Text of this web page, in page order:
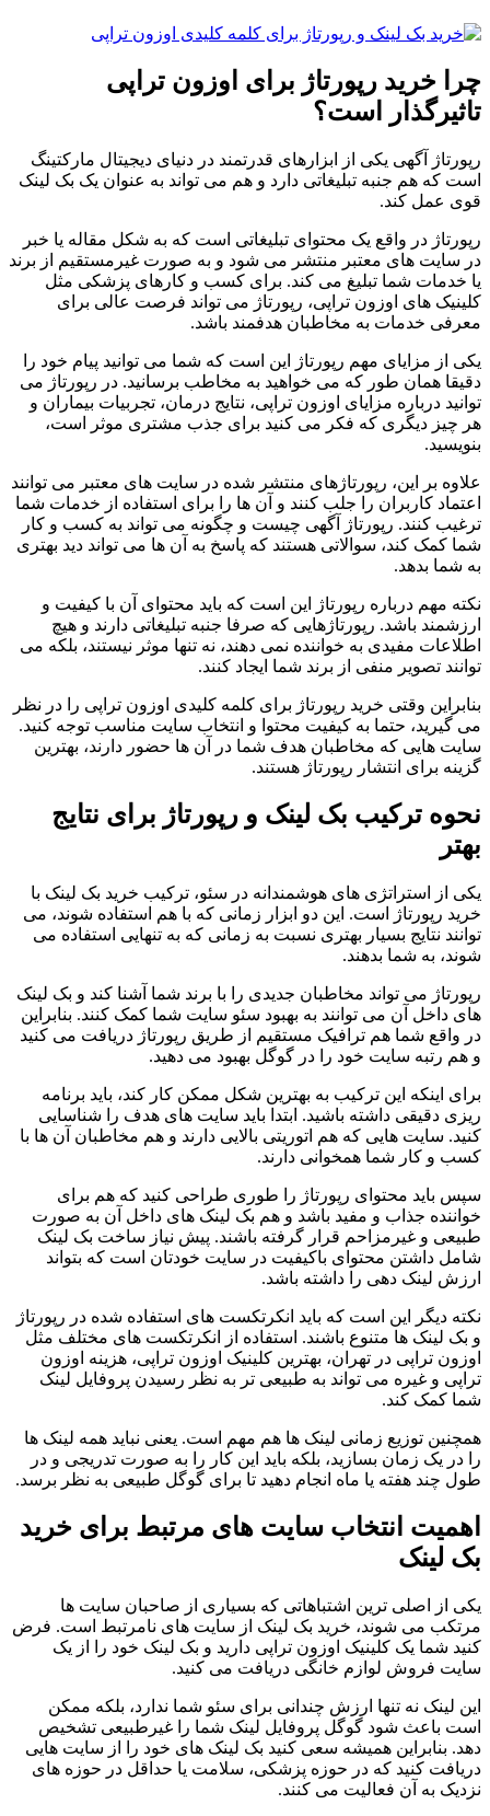
چرا خرید رپورتاژ برای اوزون تراپی
تاثیرگذار است؟
رپورتاژ آگهی یکی از ابزارهای قدرتمند در دنیای دیجیتال مارکتینگ
است که هم جنبه تبلیغاتی دارد و هم می تواند به عنوان یک بک لینک
قوی عمل کند.
رپورتاژ در واقع یک محتوای تبلیغاتی است که به شکل مقاله یا خبر
در سایت های معتبر منتشر می شود و به صورت غیرمستقیم از برند
یا خدمات شما تبلیغ می کند. برای کسب و کارهای پزشکی مثل
کلینیک های اوزون تراپی، رپورتاژ می تواند فرصت عالی برای
معرفی خدمات به مخاطبان هدفمند باشد.
یکی از مزایای مهم رپورتاژ این است که شما می توانید پیام خود را
دقیقا همان طور که می خواهید به مخاطب برسانید. در رپورتاژ می
توانید درباره مزایای اوزون تراپی، نتایج درمان، تجربیات بیماران و
هر چیز دیگری که فکر می کنید برای جذب مشتری موثر است،
بنویسید.
علاوه بر این، رپورتاژهای منتشر شده در سایت های معتبر می توانند
اعتماد کاربران را جلب کنند و آن ها را برای استفاده از خدمات شما
ترغیب کنند. رپورتاژ آگهی چیست و چگونه می تواند به کسب و کار
شما کمک کند، سوالاتی هستند که پاسخ به آن ها می تواند دید بهتری
به شما بدهد.
نکته مهم درباره رپورتاژ این است که باید محتوای آن با کیفیت و
ارزشمند باشد. رپورتاژهایی که صرفا جنبه تبلیغاتی دارند و هیچ
اطلاعات مفیدی به خواننده نمی دهند، نه تنها موثر نیستند، بلکه می
توانند تصویر منفی از برند شما ایجاد کنند.
بنابراین وقتی خرید رپورتاژ برای کلمه کلیدی اوزون تراپی را در نظر
می گیرید، حتما به کیفیت محتوا و انتخاب سایت مناسب توجه کنید.
سایت هایی که مخاطبان هدف شما در آن ها حضور دارند، بهترین
گزینه برای انتشار رپورتاژ هستند.
نحوه ترکیب بک لینک و رپورتاژ برای نتایج
بهتر
یکی از استراتژی های هوشمندانه در سئو، ترکیب خرید بک لینک با
خرید رپورتاژ است. این دو ابزار زمانی که با هم استفاده شوند، می
توانند نتایج بسیار بهتری نسبت به زمانی که به تنهایی استفاده می
شوند، به شما بدهند.
رپورتاژ می تواند مخاطبان جدیدی را با برند شما آشنا کند و بک لینک
های داخل آن می توانند به بهبود سئو سایت شما کمک کنند. بنابراین
در واقع شما هم ترافیک مستقیم از طریق رپورتاژ دریافت می کنید
و هم رتبه سایت خود را در گوگل بهبود می دهید.
برای اینکه این ترکیب به بهترین شکل ممکن کار کند، باید برنامه
ریزی دقیقی داشته باشید. ابتدا باید سایت های هدف را شناسایی
کنید. سایت هایی که هم اتوریتی بالایی دارند و هم مخاطبان آن ها با
کسب و کار شما همخوانی دارند.
سپس باید محتوای رپورتاژ را طوری طراحی کنید که هم برای
خواننده جذاب و مفید باشد و هم بک لینک های داخل آن به صورت
طبیعی و غیرمزاحم قرار گرفته باشند. پیش نیاز ساخت بک لینک
شامل داشتن محتوای باکیفیت در سایت خودتان است که بتواند
ارزش لینک دهی را داشته باشد.
نکته دیگر این است که باید انکرتکست های استفاده شده در رپورتاژ
و بک لینک ها متنوع باشند. استفاده از انکرتکست های مختلف مثل
اوزون تراپی در تهران، بهترین کلینیک اوزون تراپی، هزینه اوزون
تراپی و غیره می تواند به طبیعی تر به نظر رسیدن پروفایل لینک
شما کمک کند.
همچنین توزیع زمانی لینک ها هم مهم است. یعنی نباید همه لینک ها
را در یک زمان بسازید، بلکه باید این کار را به صورت تدریجی و در
طول چند هفته یا ماه انجام دهید تا برای گوگل طبیعی به نظر برسد.
اهمیت انتخاب سایت های مرتبط برای خرید
بک لینک
یکی از اصلی ترین اشتباهاتی که بسیاری از صاحبان سایت ها
مرتکب می شوند، خرید بک لینک از سایت های نامرتبط است. فرض
کنید شما یک کلینیک اوزون تراپی دارید و بک لینک خود را از یک
سایت فروش لوازم خانگی دریافت می کنید.
این لینک نه تنها ارزش چندانی برای سئو شما ندارد، بلکه ممکن
است باعث شود گوگل پروفایل لینک شما را غیرطبیعی تشخیص
دهد. بنابراین همیشه سعی کنید بک لینک های خود را از سایت هایی
دریافت کنید که در حوزه پزشکی، سلامت یا حداقل در حوزه های
نزدیک به آن فعالیت می کنند.